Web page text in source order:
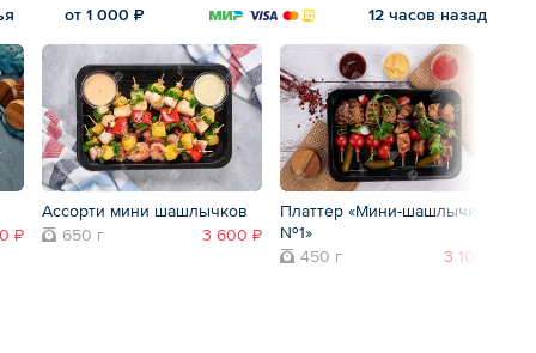
от 1 000 ₽ 12 часов назад
₽
Ассорти мини шашлычков
650 г
3 600 ₽
Платтер «Мини-шашлычки
№1»
450 г
3 100 ₽